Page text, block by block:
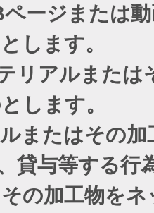
ージまたは
します。
アルまたは
します。
たはその加
貸与等する行
の加工物を